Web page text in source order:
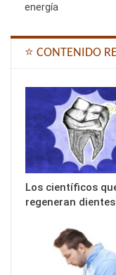
energía
⭐ CONTENIDO
Los científicos
regeneran dientes